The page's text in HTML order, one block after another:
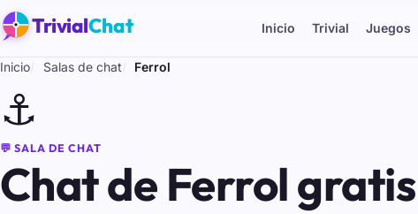
TrivialChat Inicio Trivial Juegos
Inicio Salas de chat Ferrol
⚓
💬 SALA DE CHAT
Chat de Ferrol gratis